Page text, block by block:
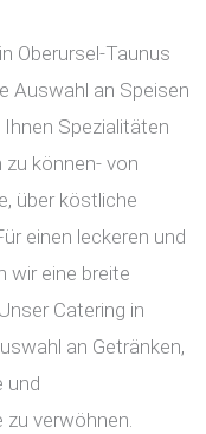
Oberursel-Taunus
Auswahl an Speisen
Spezialitäten
zu können- von
über köstliche
einen leckeren und
wir eine breite
Catering in
an Getränken,
und
zu verwöhnen.